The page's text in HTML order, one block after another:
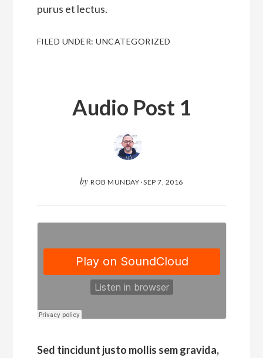
purus et lectus.
FILED UNDER:UNCATEGORIZED
Audio Post 1
by ROB MUNDAY·SEP 7, 2016
Sed tincidunt justo mollis sem gravida,